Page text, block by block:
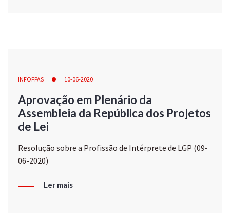
INFOFPAS 10-06-2020
Aprovação em Plenário da
Assembleia da República dos Projetos
de Lei
Resolução sobre a Profissão de Intérprete de LGP (09-
06-2020)
Ler mais